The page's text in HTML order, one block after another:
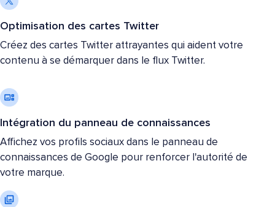
Optimisation des cartes Twitter
Créez des cartes Twitter attrayantes qui aident votre
contenu à se démarquer dans le flux Twitter.
Intégration du panneau de connaissances
Affichez vos profils sociaux dans le panneau de
connaissances de Google pour renforcer l'autorité de
votre marque.